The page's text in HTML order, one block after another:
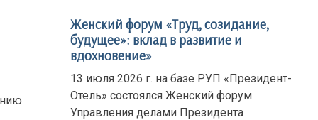
Женский форум «Труд, созидание,
будущее»: вклад в развитие и
вдохновение»
13 июля 2026 г. на базе РУП «Президент-
Отель» состоялся Женский форум
Управления делами Президента